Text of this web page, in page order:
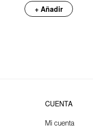
+ Añadir
CUENTA
Mi cuenta